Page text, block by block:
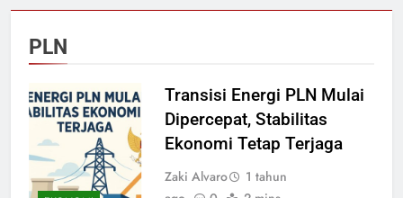
PLN
Transisi Energi PLN Mulai
Dipercepat, Stabilitas
Ekonomi Tetap Terjaga
Zaki Alvaro
1 tahun